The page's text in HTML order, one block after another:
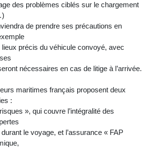
des problèmes ciblés sur le chargement
de prendre ses précautions en
précis du véhicule convoyé, avec
nécessaires en cas de litige à l’arrivée.
maritimes français proposent deux
:
», qui couvre l’intégralité des
le voyage, et l’assurance « FAP